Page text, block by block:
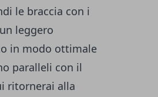
le braccia con i
leggero
in modo ottimale
paralleli con il
ritornerai alla